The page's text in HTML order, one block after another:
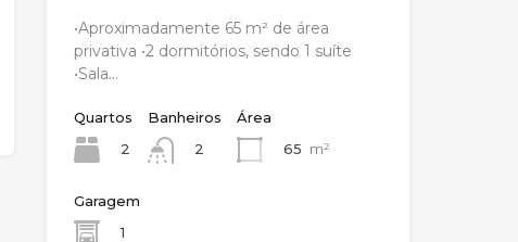
•Aproximadamente 65 m² de área
privativa •2 dormitórios, sendo 1 suíte
•Sala…
Quartos
2
Banheiros
2
Área
65 m²
Garagem
1